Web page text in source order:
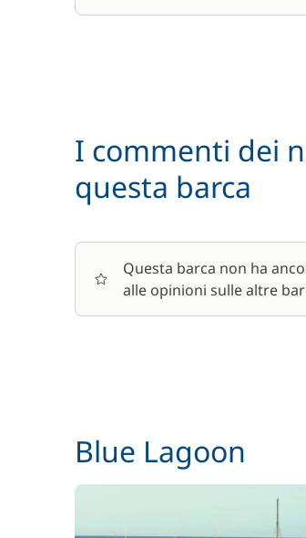
I commenti dei
questa barca
Questa barca non ha
alle opinioni sulle altre
Blue Lagoon